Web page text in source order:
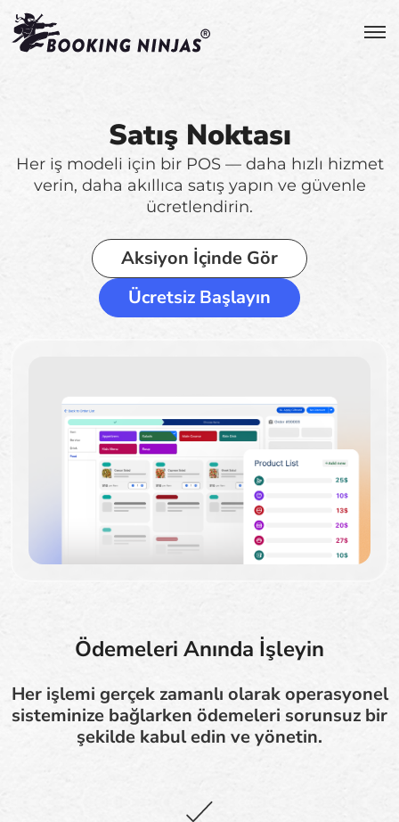
Satış Noktası
Her iş modeli için bir POS — daha hızlı hizmet
verin, daha akıllıca satış yapın ve güvenle
ücretlendirin.
Aksiyon İçinde Gör
Ücretsiz Başlayın
Ödemeleri Anında İşleyin
Her işlemi gerçek zamanlı olarak operasyonel
sisteminize bağlarken ödemeleri sorunsuz bir
şekilde kabul edin ve yönetin.